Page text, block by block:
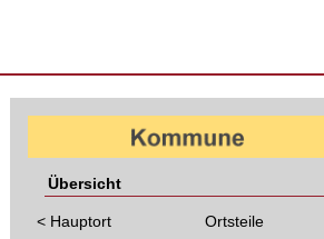
Übersicht
< Hauptort
Ortsteile